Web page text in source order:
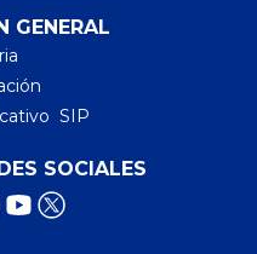
GENERAL
SIP
SOCIALES